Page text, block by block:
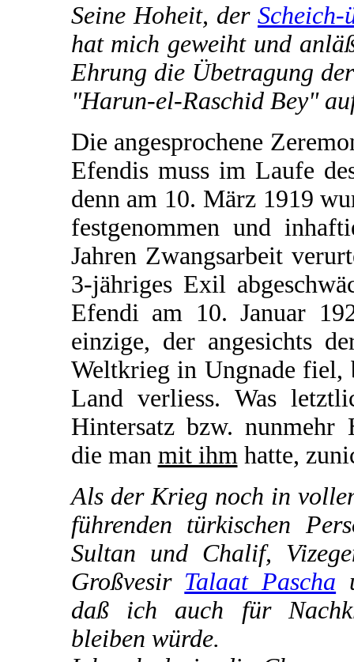
Seine Hoheit, der
hat mich geweiht und
Ehrung die Übetragung
"Harun-el-Raschid Bey"
Die angesprochene
Efendis muss im Laufe
denn am 10. März 1919
festgenommen und
Jahren Zwangsarbeit
3-jähriges Exil
Efendi am 10. Januar
einzige, der angesichts
Weltkrieg in Ungnade fiel,
Land verliess. Was
Hintersatz bzw. nunmehr
die man mit ihm hatte,
Als der Krieg noch in
führenden türkischen
Sultan und Chalif,
Großvesir Talaat Pascha
daß ich auch für
bleiben würde.